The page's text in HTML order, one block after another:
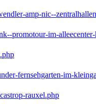
amp-nic--
promotour-im-
fernsehgarten-im-
rauxel.php